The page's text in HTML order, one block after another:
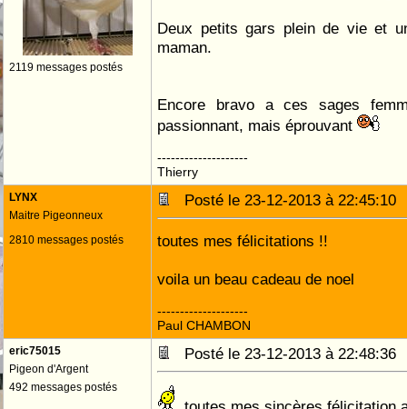
2119 messages postés
Deux petits gars plein de vie et
maman.
Encore bravo a ces sages
passionnant, mais éprouvant
--------------------
Thierry
LYNX
Maitre Pigeonneux
2810 messages postés
Posté le 23-12-2013 à
toutes mes félicitations !!
voila un beau cadeau de noel
--------------------
Paul CHAMBON
eric75015
Pigeon d'Argent
492 messages postés
Posté le 23-12-2013 à